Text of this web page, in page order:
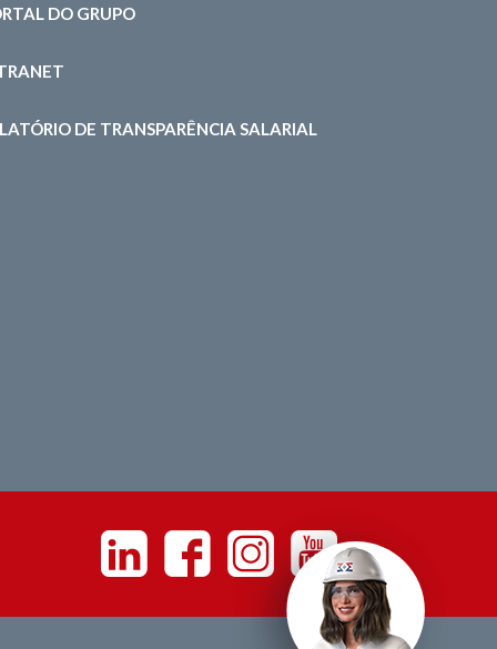
DO GRUPO
DE TRANSPARÊNCIA SALARIAL
Linkedin Facebook InstagramYoutube